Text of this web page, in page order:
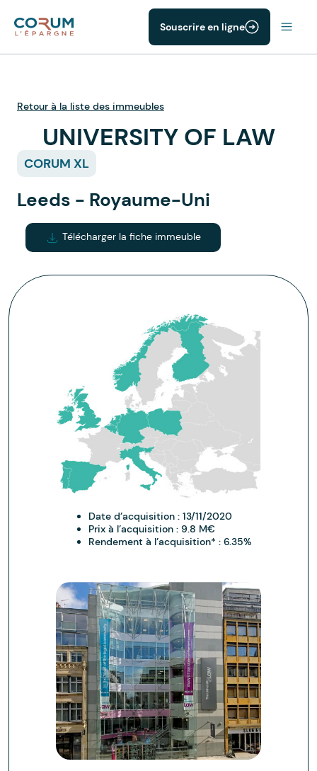
Souscrire en ligne
Retour à la liste des immeubles
UNIVERSITY OF LAW
CORUM XL
Leeds - Royaume-Uni
Télécharger la fiche immeuble
Date d’acquisition : 13/11/2020
Prix à l’acquisition : 9.8 M€
Rendement à l’acquisition* : 6.35%